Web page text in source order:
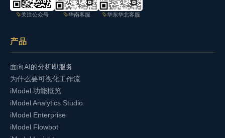
关注公众号 华南客服 华东华北客服
产品
面向AI的分析即服务
为什么要可视化工作流
iModel 功能概览
iModel Analytics Studio
iModel Enterprise
iModel Flowbot